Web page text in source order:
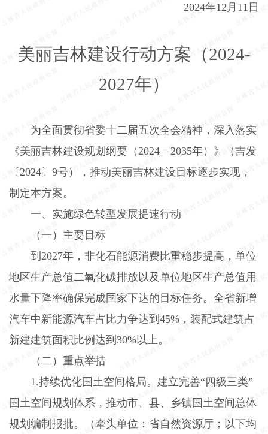
2024年12 月 11 日
美丽吉林建设行动方案（2024-
2027年）
为全面贯彻省委十二届五次全会精神，深入落实
《美丽吉林建设规划纲要（ 2024—2035年）》（吉发
〔2024〕 9号），推动美丽吉林建设目标逐步实现，
制定本方案。
一、实施绿色转型发展提速行动
（一）主要目标
到 2027年，非化石能源消费比重稳步提高，单位
地区生产总值二氧化碳排放以及单位地区生产总值用
水量下降率确保完成国家下达的目标任务。全省新增
汽车中新能源汽车占比力争达到 45% ，装配式建筑占
新建建筑面积比例达到 30%以上。
（二）重点举措
1.持续优化国土空间格局。建立完善“四级三类”
国土空间规划体系，推动市、县、乡镇国土空间总体
规划编制报批。（牵头单位：省自然资源厅；以下均